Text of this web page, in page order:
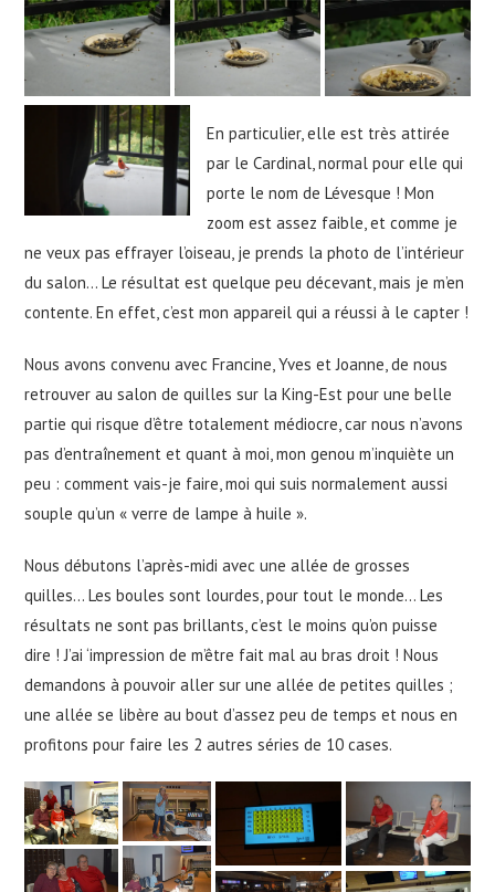
En particulier, elle est très attirée
par le Cardinal, normal pour elle qui
porte le nom de Lévesque ! Mon
zoom est assez faible, et comme je
ne veux pas effrayer l’oiseau, je prends la photo de l’intérieur
du salon… Le résultat est quelque peu décevant, mais je m’en
contente. En effet, c’est mon appareil qui a réussi à le capter !
Nous avons convenu avec Francine, Yves et Joanne, de nous
retrouver au salon de quilles sur la King-Est pour une belle
partie qui risque d’être totalement médiocre, car nous n’avons
pas d’entraînement et quant à moi, mon genou m’inquiète un
peu : comment vais-je faire, moi qui suis normalement aussi
souple qu’un « verre de lampe à huile ».
Nous débutons l’après-midi avec une allée de grosses
quilles… Les boules sont lourdes, pour tout le monde… Les
résultats ne sont pas brillants, c’est le moins qu’on puisse
dire ! J’ai ‘impression de m’être fait mal au bras droit ! Nous
demandons à pouvoir aller sur une allée de petites quilles ;
une allée se libère au bout d’assez peu de temps et nous en
profitons pour faire les 2 autres séries de 10 cases.